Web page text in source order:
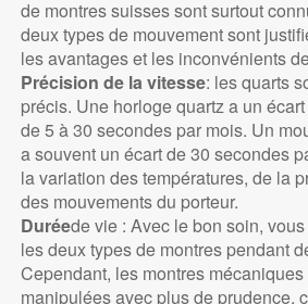
de montres suisses sont surtout
deux types de mouvement sont
les avantages et les inconvénients
Précision de la vitesse: les quarts
précis. Une horloge quartz a un
de 5 à 30 secondes par mois. Un
a souvent un écart de 30 secondes
la variation des températures, de la
des mouvements du porteur.
Duréede vie : Avec le bon soin,
les deux types de montres pendant
Cependant, les montres
manipulées avec plus de prudence,